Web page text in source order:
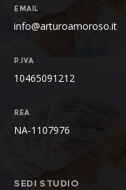
EMAIL
info@arturoamoroso.it
P.IVA
10465091212
REA
NA-1107976
SEDI STUDIO